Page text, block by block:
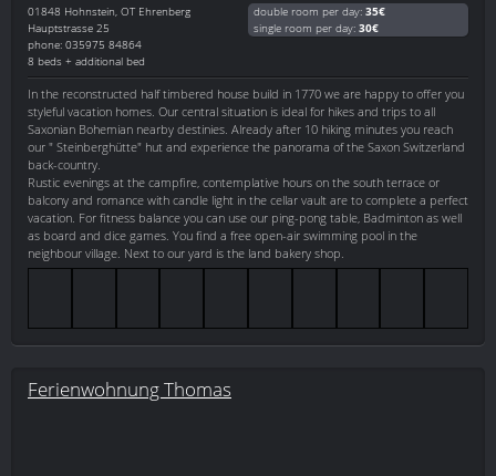
01848 Hohnstein, OT Ehrenberg
Hauptstrasse 25
phone: 035975 84864
8 beds + additional bed
double room per day: 35€
single room per day: 30€
In the reconstructed half timbered house build in 1770 we are happy to offer you
styleful vacation homes. Our central situation is ideal for hikes and trips to all
Saxonian Bohemian nearby destinies. Already after 10 hiking minutes you reach
our " Steinberghütte" hut and experience the panorama of the Saxon Switzerland
back-country.
Rustic evenings at the campfire, contemplative hours on the south terrace or
balcony and romance with candle light in the cellar vault are to complete a perfect
vacation. For fitness balance you can use our ping-pong table, Badminton as well
as board and dice games. You find a free open-air swimming pool in the
neighbour village. Next to our yard is the land bakery shop.
Ferienwohnung Thomas